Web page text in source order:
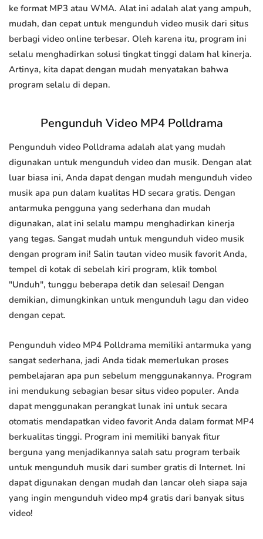
ke format MP3 atau WMA. Alat ini adalah alat yang ampuh,
mudah, dan cepat untuk mengunduh video musik dari situs
berbagi video online terbesar. Oleh karena itu, program ini
selalu menghadirkan solusi tingkat tinggi dalam hal kinerja.
Artinya, kita dapat dengan mudah menyatakan bahwa
program selalu di depan.
Pengunduh Video MP4 Polldrama
Pengunduh video Polldrama adalah alat yang mudah
digunakan untuk mengunduh video dan musik. Dengan alat
luar biasa ini, Anda dapat dengan mudah mengunduh video
musik apa pun dalam kualitas HD secara gratis. Dengan
antarmuka pengguna yang sederhana dan mudah
digunakan, alat ini selalu mampu menghadirkan kinerja
yang tegas. Sangat mudah untuk mengunduh video musik
dengan program ini! Salin tautan video musik favorit Anda,
tempel di kotak di sebelah kiri program, klik tombol
"Unduh", tunggu beberapa detik dan selesai! Dengan
demikian, dimungkinkan untuk mengunduh lagu dan video
dengan cepat.
Pengunduh video MP4 Polldrama memiliki antarmuka yang
sangat sederhana, jadi Anda tidak memerlukan proses
pembelajaran apa pun sebelum menggunakannya. Program
ini mendukung sebagian besar situs video populer. Anda
dapat menggunakan perangkat lunak ini untuk secara
otomatis mendapatkan video favorit Anda dalam format MP4
berkualitas tinggi. Program ini memiliki banyak fitur
berguna yang menjadikannya salah satu program terbaik
untuk mengunduh musik dari sumber gratis di Internet. Ini
dapat digunakan dengan mudah dan lancar oleh siapa saja
yang ingin mengunduh video mp4 gratis dari banyak situs
video!